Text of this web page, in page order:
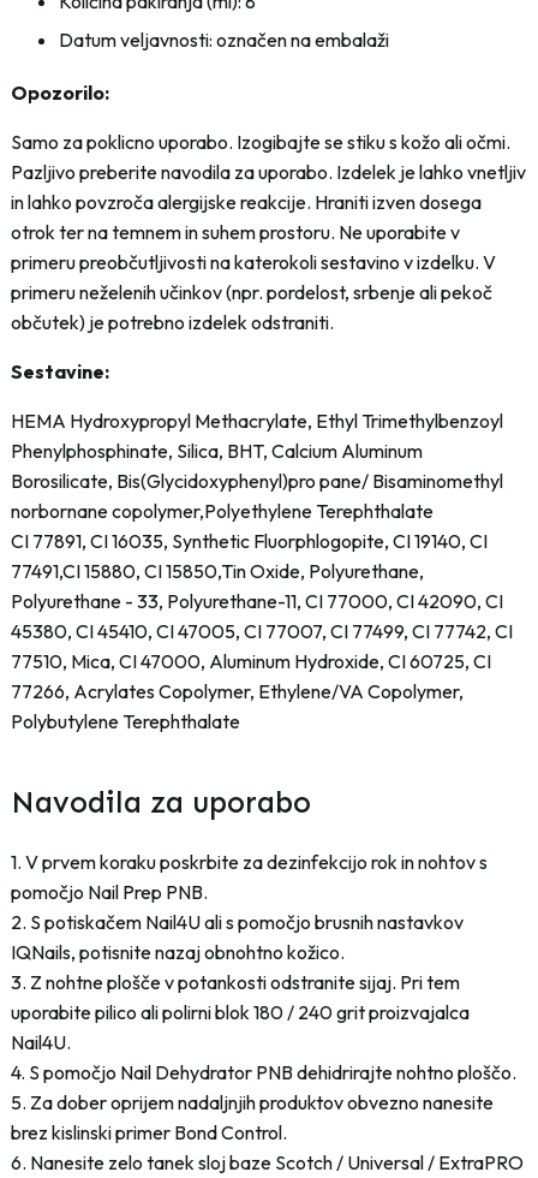
Datum veljavnosti: označen na embalaži
Opozorilo:
Samo za poklicno uporabo. Izogibajte se stiku s kožo ali očmi.
Pazljivo preberite navodila za uporabo. Izdelek je lahko vnetljiv
in lahko povzroča alergijske reakcije. Hraniti izven dosega
otrok ter na temnem in suhem prostoru. Ne uporabite v
primeru preobčutljivosti na katerokoli sestavino v izdelku. V
primeru neželenih učinkov (npr. pordelost, srbenje ali pekoč
občutek) je potrebno izdelek odstraniti.
Sestavine:
HEMA Hydroxypropyl Methacrylate, Ethyl Trimethylbenzoyl
Phenylphosphinate, Silica, BHT, Calcium Aluminum
Borosilicate, Bis(Glycidoxyphenyl)pro pane/ Bisaminomethyl
norbornane copolymer,Polyethylene Terephthalate
CI 77891, CI 16035, Synthetic Fluorphlogopite, CI 19140, CI
77491,CI 15880, CI 15850,Tin Oxide, Polyurethane,
Polyurethane - 33, Polyurethane-11, CI 77000, CI 42090, CI
45380, CI 45410, CI 47005, CI 77007, CI 77499, CI 77742, CI
77510, Mica, CI 47000, Aluminum Hydroxide, CI 60725, CI
77266, Acrylates Copolymer, Ethylene/VA Copolymer,
Polybutylene Terephthalate
Navodila za uporabo
1. V prvem koraku poskrbite za dezinfekcijo rok in nohtov s
pomočjo Nail Prep PNB.
2. S potiskačem Nail4U ali s pomočjo brusnih nastavkov
IQNails, potisnite nazaj obnohtno kožico.
3. Z nohtne plošče v potankosti odstranite sijaj. Pri tem
uporabite pilico ali polirni blok 180 / 240 grit proizvajalca
Nail4U.
4. S pomočjo Nail Dehydrator PNB dehidrirajte nohtno ploščo.
5. Za dober oprijem nadaljnjih produktov obvezno nanesite
brez kislinski primer Bond Control.
6. Nanesite zelo tanek sloj baze Scotch / Universal / ExtraPRO